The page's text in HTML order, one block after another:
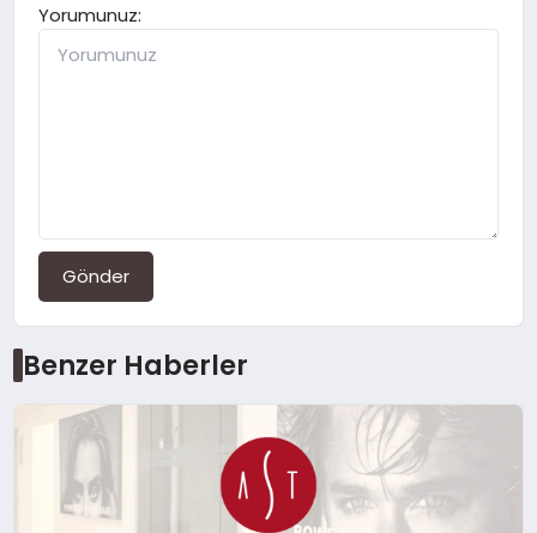
Yorumunuz:
Gönder
Benzer Haberler